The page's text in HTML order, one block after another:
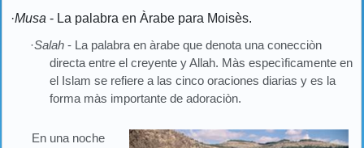
·Musa - La palabra en Àrabe para Moisès.
·Salah - La palabra en àrabe que denota una conecciòn
directa entre el creyente y Allah. Màs especìficamente en
el Islam se refiere a las cinco oraciones diarias y es la
forma màs importante de adoraciòn.
En una noche